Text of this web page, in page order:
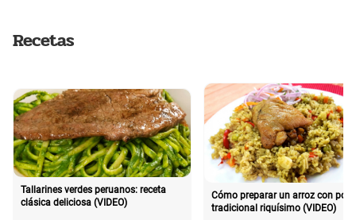
Recetas
Tallarines verdes peruanos: receta
clásica deliciosa (VIDEO)
Cómo preparar un arroz con pollo
tradicional riquísimo (VIDEO)